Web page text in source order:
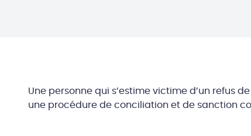
Une personne qui s’estime victime d’un refus
une procédure de conciliation et de sanction